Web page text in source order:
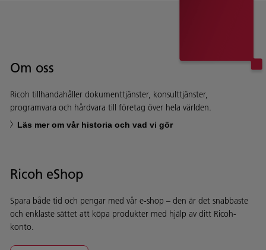
Om oss
Ricoh tillhandahåller dokumenttjänster, konsulttjänster,
programvara och hårdvara till företag över hela världen.
Läs mer om vår historia och vad vi gör
Ricoh eShop
Spara både tid och pengar med vår e-shop – den är det snabbaste
och enklaste sättet att köpa produkter med hjälp av ditt Ricoh-
konto.